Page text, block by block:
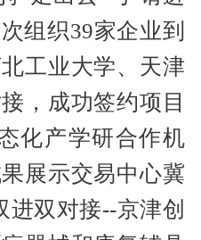
组织39家企业到
工业大学、天津
，成功签约项目
化产学研合作机
展示交易中心冀
进双对接--京津创